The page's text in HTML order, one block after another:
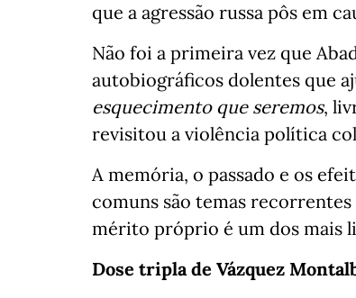
que a agressão russa pôs em
Não foi a primeira vez que
autobiográficos dolentes que
esquecimento que seremos,
revisitou a violência política
A memória, o passado e os
comuns são temas
mérito próprio é um dos mais
Dose tripla de Vázquez